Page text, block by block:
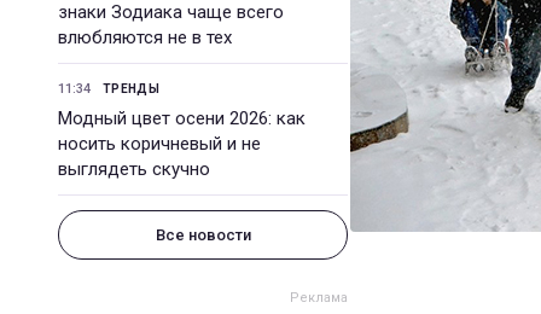
знаки Зодиака чаще всего
влюбляются не в тех
11:34 ТРЕНДЫ
Модный цвет осени 2026: как
носить коричневый и не
выглядеть скучно
Все новости